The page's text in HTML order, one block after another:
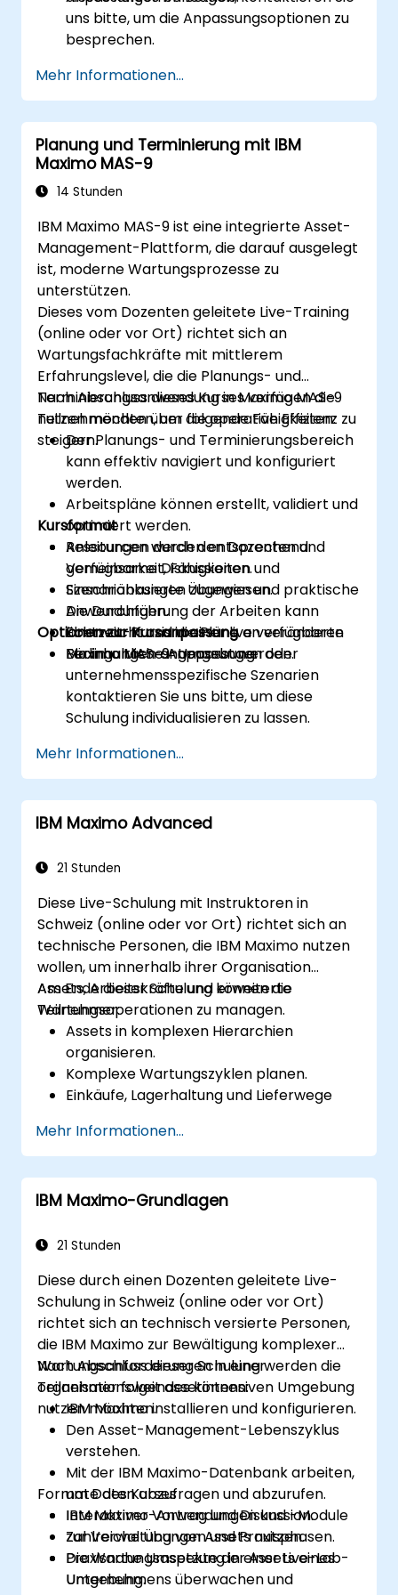
uns bitte, um die Anpassungsoptionen zu
besprechen.
Mehr Informationen...
Planung und Terminierung mit IBM
Maximo MAS-9
14 Stunden
IBM Maximo MAS-9 ist eine integrierte Asset-
Management-Plattform, die darauf ausgelegt
ist, moderne Wartungsprozesse zu
unterstützen.
Dieses vom Dozenten geleitete Live-Training
(online oder vor Ort) richtet sich an
Wartungsfachkräfte mit mittlerem
Erfahrungslevel, die die Planungs- und
Terminierungsanwendung in Maximo MAS-9
nutzen möchten, um die operative Effizienz zu
steigern.
Nach Abschluss dieses Kurses verfügen die
Teilnehmenden über folgende Fähigkeiten:
Der Planungs- und Terminierungsbereich
kann effektiv navigiert und konfiguriert
werden.
Arbeitspläne können erstellt, validiert und
optimiert werden.
Ressourcen werden entsprechend
Verfügbarkeit, Fähigkeiten und
Einschränkungen zugewiesen.
Die Durchführung der Arbeiten kann
überwacht und die Pläne an veränderte
Bedingungen angepasst werden.
Kursformat
Anleitungen durch den Dozenten und
gemeinsame Diskussionen.
Szenariobasierte Übungen und praktische
Anwendungen.
Echtzeit-Praxis in einer live verfügbaren
Maximo MAS-9-Umgebung.
Optionen zur Kursanpassung
Für inhaltliche Anpassungen oder
unternehmensspezifische Szenarien
kontaktieren Sie uns bitte, um diese
Schulung individualisieren zu lassen.
Mehr Informationen...
IBM Maximo Advanced
21 Stunden
Diese Live-Schulung mit Instruktoren in
Schweiz (online oder vor Ort) richtet sich an
technische Personen, die IBM Maximo nutzen
wollen, um innerhalb ihrer Organisation
Assets, Arbeitskräfte und erweiterte
Wartungsoperationen zu managen.
Am Ende dieser Schulung können die
Teilnehmer:
Assets in komplexen Hierarchien
organisieren.
Komplexe Wartungszyklen planen.
Einkäufe, Lagerhaltung und Lieferwege
Externe Arbeitskräfte-Resources
managen.
Wartungsarbeiten mit einem Condition-
Based-Ansatz überwachen.
Mehr Informationen...
IBM Maximo-Grundlagen
21 Stunden
Diese durch einen Dozenten geleitete Live-
Schulung in Schweiz (online oder vor Ort)
richtet sich an technisch versierte Personen,
die IBM Maximo zur Bewältigung komplexer
Wartungsanforderungen in einer
organisationsweit assetintensiven Umgebung
nutzen möchten.
Nach Abschluss dieser Schulung werden die
Teilnehmer folgendes können:
IBM Maximo installieren und konfigurieren.
Den Asset-Management-Lebenszyklus
verstehen.
Mit der IBM Maximo-Datenbank arbeiten,
um Daten abzufragen und abzurufen.
IBM Maximo-Anwendungen und -Module
zur Verwaltung von Assets nutzen.
Die Wartungsaspekte der Assets eines
Unternehmens überwachen und
Formate des Kurses
Interaktiver Vortrag und Diskussion.
Zahlreiche Übungen und Praxisphasen.
Praxisnahe Umsetzung in einer Live-Lab-
Umgebung.